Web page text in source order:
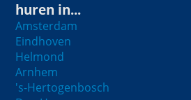
huren in...
Amsterdam
Eindhoven
Helmond
Arnhem
's-Hertogenbosch